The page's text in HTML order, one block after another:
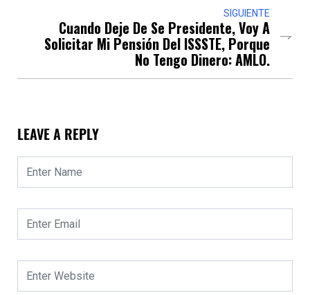
SIGUIENTE
Cuando Deje De Se Presidente, Voy A
Solicitar Mi Pensión Del ISSSTE, Porque
No Tengo Dinero: AMLO.
LEAVE A REPLY